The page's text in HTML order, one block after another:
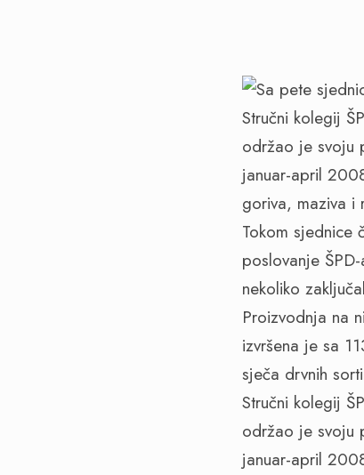
Stručni kolegij
održao je svoju
januar-april
goriva, maziva
Tokom sjednice
poslovanje
nekoliko
Proizvodnja na
izvršena je sa
sječa drvnih
Stručni kolegij
održao je svoju
januar-april